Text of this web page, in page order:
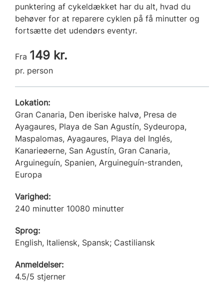
punktering af cykeldækket har du alt, hvad du
behøver for at reparere cyklen på få minutter og
fortsætte det udendørs eventyr.
Fra 149 kr.
pr. person
Lokation:
Gran Canaria, Den iberiske halvø, Presa de
Ayagaures, Playa de San Agustín, Sydeuropa,
Maspalomas, Ayagaures, Playa del Inglés,
Kanarieøerne, San Agustín, Gran Canaria,
Arguineguín, Spanien, Arguineguín-stranden,
Europa
Varighed:
240 minutter 10080 minutter
Sprog:
English, Italiensk, Spansk; Castiliansk
Anmeldelser:
4.5/5 stjerner